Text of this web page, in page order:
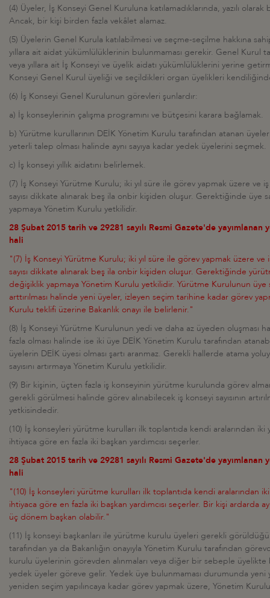
(4) Üyeler, İş Konseyi Genel Kuruluna katılamadıklarında, yazılı
Ancak, bir kişi birden fazla vekâlet alamaz.
(5) Üyelerin Genel Kurula katılabilmesi ve seçme-seçilme hakkına
yıllara ait aidat yükümlülüklerinin bulunmaması gerekir. Genel Kurul
veya yıllara ait İş Konseyi ve üyelik aidatı yükümlülüklerini yerine
Konseyi Genel Kurul üyeliği ve seçildikleri organ üyelikleri
(6) İş Konseyi Genel Kurulunun görevleri şunlardır:
a) İş konseylerinin çalışma programını ve bütçesini karara bağlamak.
b) Yürütme kurullarının DEİK Yönetim Kurulu tarafından atanan
yeterli talep olması halinde aynı sayıya kadar yedek üyelerini seçmek.
c) İş konseyi yıllık aidatını belirlemek.
(7) İş Konseyi Yürütme Kurulu; iki yıl süre ile görev yapmak üzere ve iş
sayısı dikkate alınarak beş ila onbir kişiden oluşur. Gerektiğinde üye
yapmaya Yönetim Kurulu yetkilidir.
28 Şubat 2015 tarih ve 29281 sayılı Resmi Gazete'de
hali
"(7) İş Konseyi Yürütme Kurulu; iki yıl süre ile görev yapmak üzere ve
sayısı dikkate alınarak beş ila onbir kişiden oluşur. Gerektiğinde
değişiklik yapmaya Yönetim Kurulu yetkilidir. Yürütme Kurulunun üye
arttırılması halinde yeni üyeler, izleyen seçim tarihine kadar görev
Kurulu teklifi üzerine Bakanlık onayı ile belirlenir."
(8) İş Konseyi Yürütme Kurulunun yedi ve daha az üyeden oluşması
fazla olması halinde ise iki üye DEİK Yönetim Kurulu tarafından
üyelerin DEİK üyesi olması şartı aranmaz. Gerekli hallerde atama
sayısını artırmaya Yönetim Kurulu yetkilidir.
(9) Bir kişinin, üçten fazla iş konseyinin yürütme kurulunda görev
gerekli görülmesi halinde görev alınabilecek iş konseyi sayısının
yetkisindedir.
(10) İş konseyleri yürütme kurulları ilk toplantıda kendi aralarından iki
ihtiyaca göre en fazla iki başkan yardımcısı seçerler.
28 Şubat 2015 tarih ve 29281 sayılı Resmi Gazete'de
hali
"(10) İş konseyleri yürütme kurulları ilk toplantıda kendi aralarından
ihtiyaca göre en fazla iki başkan yardımcısı seçerler. Bir kişi ardarda
üç dönem başkan olabilir."
(11) İş konseyi başkanları ile yürütme kurulu üyeleri gerekli
tarafından ya da Bakanlığın onayıyla Yönetim Kurulu tarafından
kurulu üyelerinin görevden alınmaları veya diğer bir sebeple üyelikte
yedek üyeler göreve gelir. Yedek üye bulunmaması durumunda
yeniden seçim yapılıncaya kadar görev yapmak üzere, Yönetim